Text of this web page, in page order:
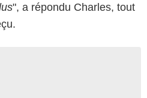
", a répondu Charles, tout